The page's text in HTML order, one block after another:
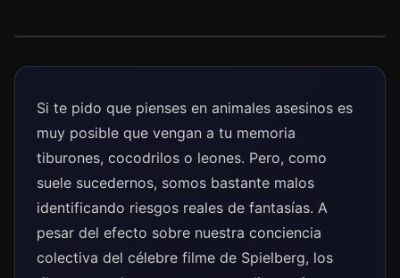
Si te pido que pienses en animales asesinos es
muy posible que vengan a tu memoria
tiburones, cocodrilos o leones. Pero, como
suele sucedernos, somos bastante malos
identificando riesgos reales de fantasías. A
pesar del efecto sobre nuestra conciencia
colectiva del célebre filme de Spielberg, los